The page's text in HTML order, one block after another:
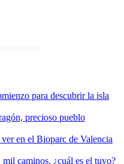
para descubrir la isla
precioso pueblo
en el Bioparc de Valencia
caminos. ¿cuál es el tuyo?